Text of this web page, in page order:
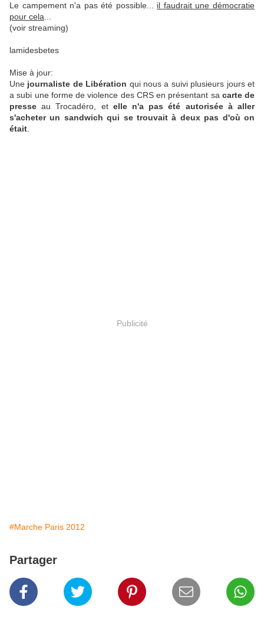
Le campement n'a pas été possible... il faudrait une démocratie
pour cela
(voir streaming)
lamidesbetes
Mise à jour:
Une journaliste de Libération qui nous a suivi plusieurs jours et
a subi une forme de violence des CRS en présentant sa carte de
presse au Trocadéro, et elle n'a pas été autorisée à aller
s'acheter un sandwich qui se trouvait à deux pas d'où on
était
Publicité
#Marche Paris 2012
Partager